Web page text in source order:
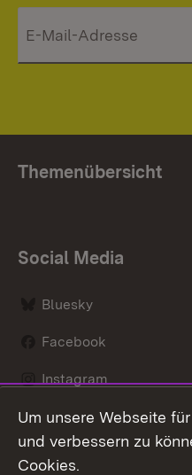
Themenübersicht
Social Media
Bluesky
Facebook
Instagram
LinkedIn
Um unsere Webseite
und verbessern zu
Cookies.